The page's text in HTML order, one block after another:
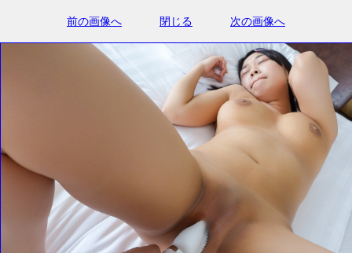
前の画像へ 閉じる 次の画像へ